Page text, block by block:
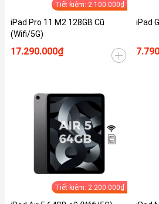
Tiết kiệm: 2.100.000₫
iPad Pro 11 M2 128GB Cũ
(Wifi/5G)
17.290.000₫
iPad
Tiết kiệm: 2.200.000₫